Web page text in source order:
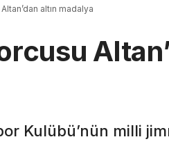
altın madalya
Kulübü’nün milli